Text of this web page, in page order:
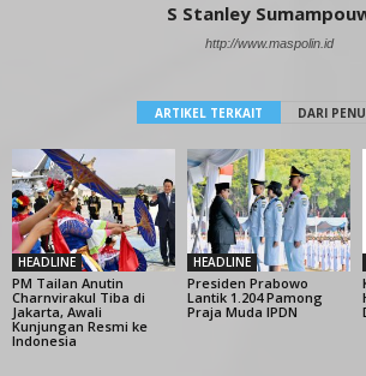
S Stanley
http://www.maspolin.id
ARTIKEL TERKAIT DARI
HEADLINE
PM Tailan Anutin
Charnvirakul Tiba di
Jakarta, Awali
Kunjungan Resmi ke
Indonesia
HEADLINE
Presiden Prabowo
Lantik 1.204 Pamong
Praja Muda IPDN